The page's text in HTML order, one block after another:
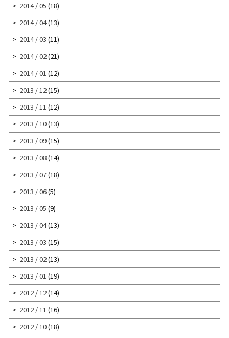
2014 / 05 (18)
2014 / 04(13)
2014 / 03 (11)
2014 / 02(21)
2014 / 01 (12)
2013 / 12(15)
2013 / 11 (12)
2013 / 10(13)
2013 / 09(15)
2013 / 08(14)
2013 / 07(18)
2013 / 06(5)
2013 / 05 (9)
2013 / 04(13)
2013 / 03 (15)
2013 / 02(13)
2013 / 01 (19)
2012 / 12(14)
2012 / 11 (16)
2012 / 10(18)